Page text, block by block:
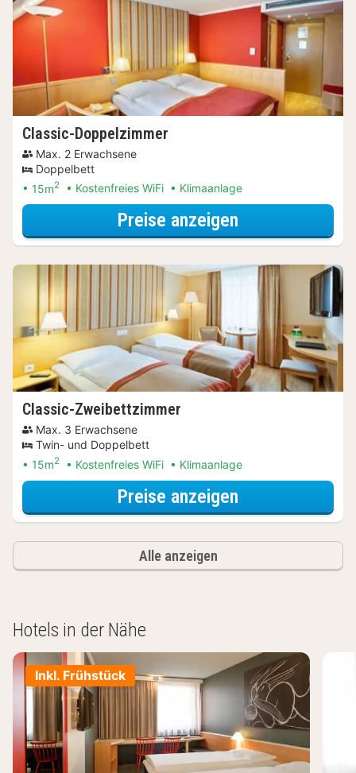
Classic-Doppelzimmer
Max. 2 Erwachsene
Doppelbett
15m2 Kostenfreies WiFi Klimaanlage
Preise anzeigen
Classic-Zweibettzimmer
Max. 3 Erwachsene
Twin- und Doppelbett
15m2 Kostenfreies WiFi Klimaanlage
Preise anzeigen
Alle anzeigen
Hotels in der Nähe
Inkl. Frühstück